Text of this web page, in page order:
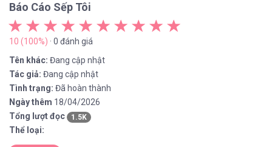
Báo Cáo Sếp Tôi
10 (100%) · 0 đánh giá
Tên khác: Đang cập nhật
Tác giả: Đang cập nhật
Tình trạng: Đã hoàn thành
Ngày thêm 18/04/2026
Tổng lượt đọc
1.5K
Thể loại: